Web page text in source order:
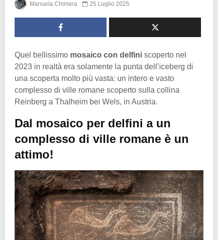
Manuela Chimera 25 Luglio 2025
Quel bellissimo mosaico con delfini scoperto nel
2023 in realtà era solamente la punta dell’iceberg di
una scoperta molto più vasta: un intero e vasto
complesso di ville romane scoperto sulla collina
Reinberg a Thalheim bei Wels, in Austria.
Dal mosaico per delfini a un
complesso di ville romane è un
attimo!